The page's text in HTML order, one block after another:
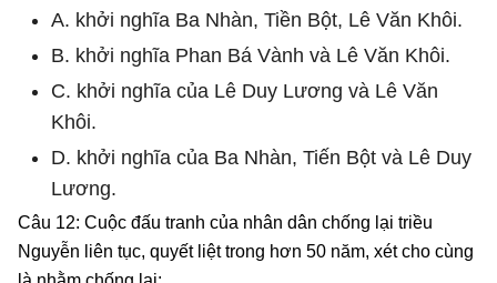
A. khởi nghĩa Ba Nhàn, Tiền Bột, Lê Văn Khôi.
B. khởi nghĩa Phan Bá Vành và Lê Văn Khôi.
C. khởi nghĩa của Lê Duy Lương và Lê Văn
Khôi.
D. khởi nghĩa của Ba Nhàn, Tiến Bột và Lê Duy
Lương.
Câu 12: Cuộc đấu tranh của nhân dân chống lại triều
Nguyễn liên tục, quyết liệt trong hơn 50 năm, xét cho cùng